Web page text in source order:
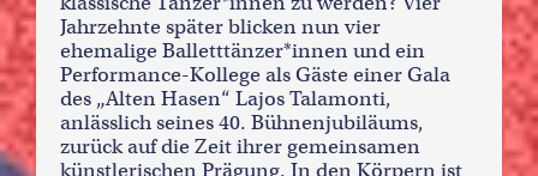
Jahrzehnte später blicken nun vier
ehemalige Balletttänzer*innen und ein
Performance-Kollege als Gäste einer Gala
des „Alten Hasen“ Lajos Talamonti,
anlässlich seines 40. Bühnenjubiläums,
zurück auf die Zeit ihrer gemeinsamen
künstlerischen Prägung. In den Körpern ist